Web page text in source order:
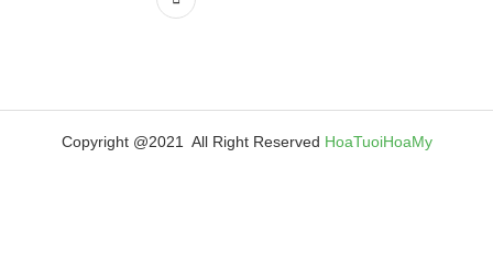
Copyright @2021 All Right Reserved HoaTuoiHoaMy